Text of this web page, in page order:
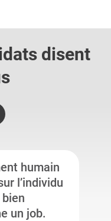
disent
humain
l’individu
un job.